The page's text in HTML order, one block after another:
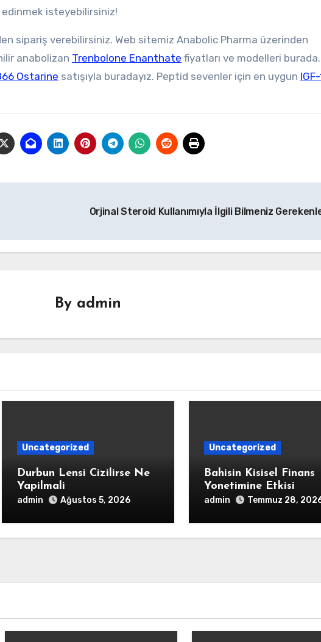
isteyebilirsiniz!
sipariş verebilirsiniz. Web sitemiz Anabolic Pharma üzerinden
anabolizan Trenbolone Enanthate fiyatları ve modelleri burada.
Ostarine satışıyla buradayız. Peptid sevenler için en uygun
Orjinal Steroid Kullanımıyla İlgili Bilmeniz
By admin
Uncategorized
Durbun Lensi Cizilirse Ne
Yapilmali
admin Ağustos 5, 2026
Uncategorized
Bahisin Kisisel Finans
Yonetimine Etkisi
admin Temmuz 28,